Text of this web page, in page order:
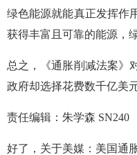
绿色能源就能真正发挥作
获得丰富且可靠的能源，
总之，《通胀削减法案》
政府却选择花费数千亿美
责任编辑：朱学森 SN240
好了，关于美媒：美国通